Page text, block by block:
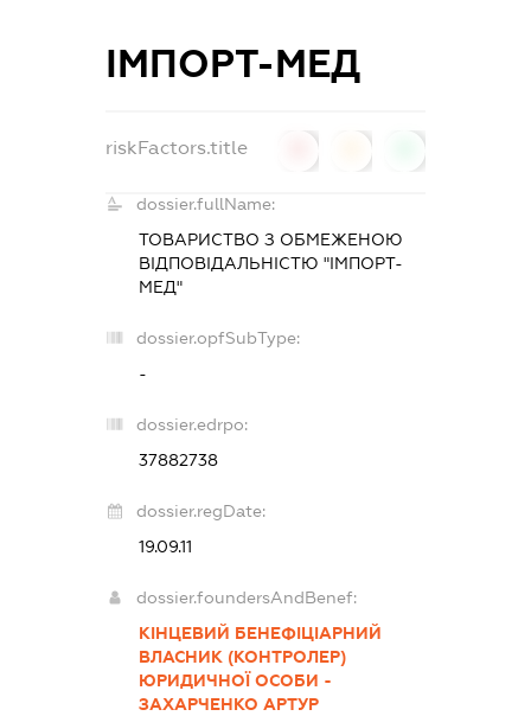
ІМПОРТ-МЕД
riskFactors.title
dossier.fullName:
ТОВАРИСТВО З ОБМЕЖЕНОЮ
ВІДПОВІДАЛЬНІСТЮ "ІМПОРТ-
МЕД"
dossier.opfSubType:
-
dossier.edrpo:
37882738
dossier.regDate:
19.09.11
dossier.foundersAndBenef:
КІНЦЕВИЙ БЕНЕФІЦІАРНИЙ
ВЛАСНИК (КОНТРОЛЕР)
ЮРИДИЧНОЇ ОСОБИ -
ЗАХАРЧЕНКО АРТУР